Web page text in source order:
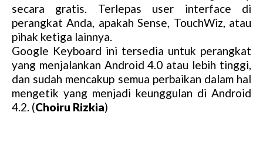
secara gratis. Terlepas user interface di
perangkat Anda, apakah Sense, TouchWiz, atau
pihak ketiga lainnya.
Google Keyboard ini tersedia untuk perangkat
yang menjalankan Android 4.0 atau lebih tinggi,
dan sudah mencakup semua perbaikan dalam hal
mengetik yang menjadi keunggulan di Android
4.2. (Choiru Rizkia)